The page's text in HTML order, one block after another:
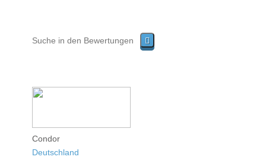
Condor
Deutschland